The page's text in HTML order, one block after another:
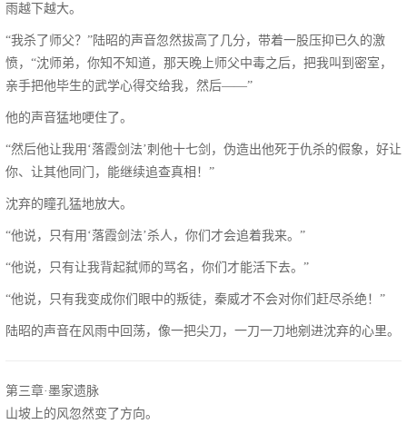
雨越下越大。
“我杀了师父？”陆昭的声音忽然拔高了几分，带着一股压抑已久的激
愤，“沈师弟，你知不知道，那天晚上师父中毒之后，把我叫到密室，
亲手把他毕生的武学心得交给我，然后——”
他的声音猛地哽住了。
“然后他让我用‘落霞剑法’刺他十七剑，伪造出他死于仇杀的假象，好让
你、让其他同门，能继续追查真相！”
沈弃的瞳孔猛地放大。
“他说，只有用‘落霞剑法’杀人，你们才会追着我来。”
“他说，只有让我背起弑师的骂名，你们才能活下去。”
“他说，只有我变成你们眼中的叛徒，秦威才不会对你们赶尽杀绝！”
陆昭的声音在风雨中回荡，像一把尖刀，一刀一刀地剜进沈弃的心里。
第三章·墨家遗脉
山坡上的风忽然变了方向。